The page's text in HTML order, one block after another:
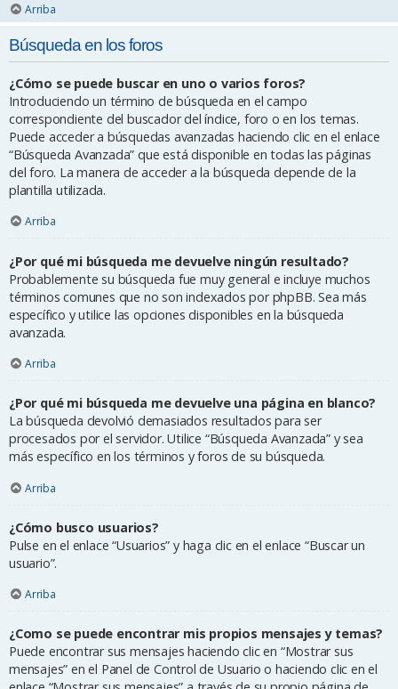
Arriba
Búsqueda en los foros
¿Cómo se puede buscar en uno o varios foros?
Introduciendo un término de búsqueda en el campo
correspondiente del buscador del índice, foro o en los temas.
Puede acceder a búsquedas avanzadas haciendo clic en el enlace
“Búsqueda Avanzada” que está disponible en todas las páginas
del foro. La manera de acceder a la búsqueda depende de la
plantilla utilizada.
Arriba
¿Por qué mi búsqueda me devuelve ningún resultado?
Probablemente su búsqueda fue muy general e incluye muchos
términos comunes que no son indexados por phpBB. Sea más
específico y utilice las opciones disponibles en la búsqueda
avanzada.
Arriba
¿Por qué mi búsqueda me devuelve una página en blanco?
La búsqueda devolvió demasiados resultados para ser
procesados por el servidor. Utilice “Búsqueda Avanzada” y sea
más específico en los términos y foros de su búsqueda.
Arriba
¿Cómo busco usuarios?
Pulse en el enlace “Usuarios” y haga clic en el enlace “Buscar un
usuario”.
Arriba
¿Como se puede encontrar mis propios mensajes y temas?
Puede encontrar sus mensajes haciendo clic en “Mostrar sus
mensajes” en el Panel de Control de Usuario o haciendo clic en el